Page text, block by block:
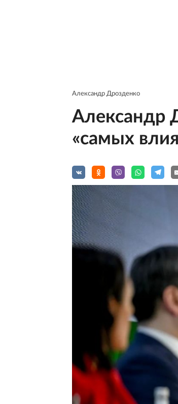
Александр Дрозденко
Александр
«самых